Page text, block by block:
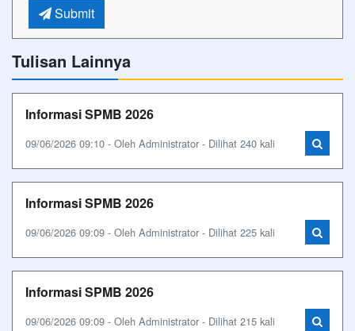
Submit
Tulisan Lainnya
Informasi SPMB 2026
09/06/2026 09:10 - Oleh Administrator - Dilihat 240 kali
Informasi SPMB 2026
09/06/2026 09:09 - Oleh Administrator - Dilihat 225 kali
Informasi SPMB 2026
09/06/2026 09:09 - Oleh Administrator - Dilihat 215 kali